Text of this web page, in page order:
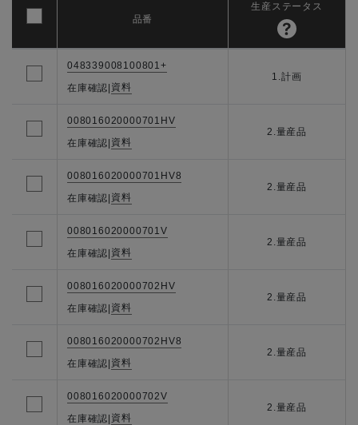
048339008100801+
在庫確認| 資料
1.計画
008016020000701HV
在庫確認| 資料
2.量産品
008016020000701HV8
在庫確認| 資料
2.量産品
008016020000701V
在庫確認| 資料
2.量産品
008016020000702HV
在庫確認| 資料
2.量産品
008016020000702HV8
在庫確認| 資料
2.量産品
008016020000702V
在庫確認| 資料
2.量産品
品番
生産ステータス